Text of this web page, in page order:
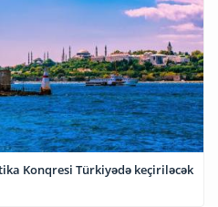
Konqresi Türkiyədə keçiriləcək